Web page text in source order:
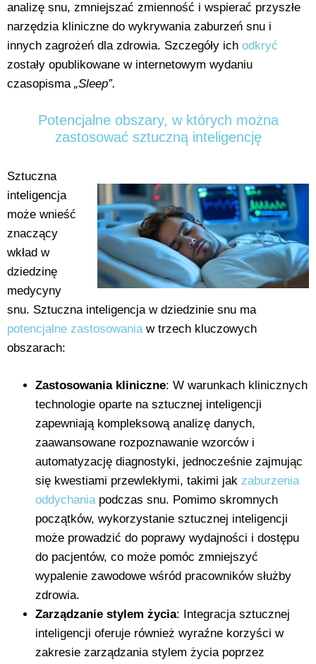
analizę snu, zmniejszać zmienność i wspierać przyszłe
narzędzia kliniczne do wykrywania zaburzeń snu i
innych zagrożeń dla zdrowia. Szczegóły ich odkryć
zostały opublikowane w internetowym wydaniu
czasopisma „Sleep”.
Potencjalne obszary, w których można
zastosować sztuczną inteligencję
Sztuczna
inteligencja
może wnieść
znaczący
wkład w
dziedzinę
medycyny
snu. Sztuczna inteligencja w dziedzinie snu ma
potencjalne zastosowaniaw trzech kluczowych
obszarach:
Zastosowania kliniczne: W warunkach klinicznych
technologie oparte na sztucznej inteligencji
zapewniają kompleksową analizę danych,
zaawansowane rozpoznawanie wzorców i
automatyzację diagnostyki, jednocześnie zajmując
się kwestiami przewlekłymi, takimi jak zaburzenia
oddychaniapodczas snu. Pomimo skromnych
początków, wykorzystanie sztucznej inteligencji
może prowadzić do poprawy wydajności i dostępu
do pacjentów, co może pomóc zmniejszyć
wypalenie zawodowe wśród pracowników służby
zdrowia.
Zarządzanie stylem życia: Integracja sztucznej
inteligencji oferuje również wyraźne korzyści w
zakresie zarządzania stylem życia poprzez